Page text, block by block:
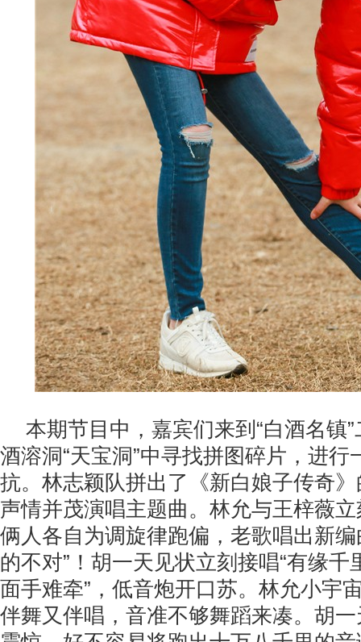
本期节目中，嘉宾们来到“白酒名镇
酒溶洞“天宝洞”中寻找拼图碎片，进行
抗。林志颖队拼出了《新白娘子传奇
声情并茂演唱主题曲。林允与王梓薇
俩人各自为调旋律跑偏，老歌唱出新
的不对”！胡一天见状立刻接唱“有缘千
面手难牵”，低音炮开口苏。林允小宇
伴舞又伴唱，音准不够舞蹈来凑。胡